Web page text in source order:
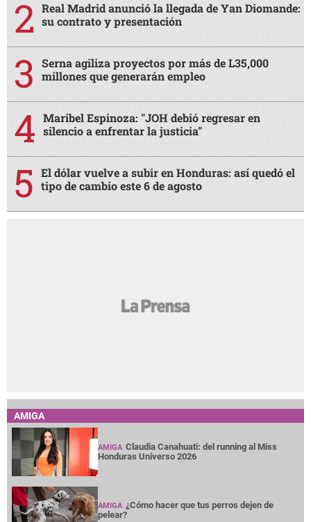
Real Madrid anunció la llegada de Yan Diomande:
su contrato y presentación
Serna agiliza proyectos por más de L35,000
millones que generarán empleo
Maribel Espinoza: "JOH debió regresar en
silencio a enfrentar la justicia"
El dólar vuelve a subir en Honduras: así quedó el
tipo de cambio este 6 de agosto
AMIGA
AMIGA Claudia Canahuati: del running al Miss
Honduras Universo 2026
AMIGA ¿Cómo hacer que tus perros dejen de
pelear?